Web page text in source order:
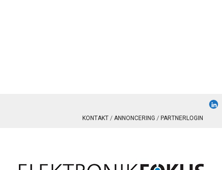
KONTAKT ANNONCERING PARTNERLOGIN